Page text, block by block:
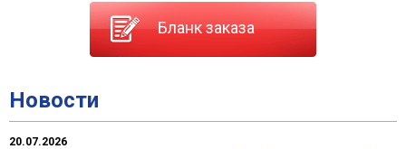
Бланк заказа
Новости
20.07.2026